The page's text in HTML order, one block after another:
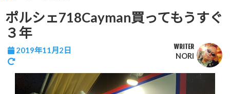
ポルシェ718Cayman買ってもうすぐ
３年
2019年11月2日 WRITER
NORI